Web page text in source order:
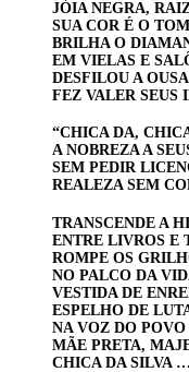
JÓIA NEGRA,
SUA COR É O
BRILHA O
EM VIELAS E
DESFILOU A
FEZ VALER SEUS
“CHICA DA,
A NOBREZA A
SEM PEDIR
REALEZA SEM
TRANSCENDE A
ENTRE LIVROS E
ROMPE OS
NO PALCO DA
VESTIDA DE
ESPELHO DE
NA VOZ DO
MÃE PRETA,
CHICA DA SILVA